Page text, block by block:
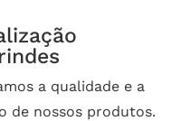
a qualidade e a
de nossos produtos.